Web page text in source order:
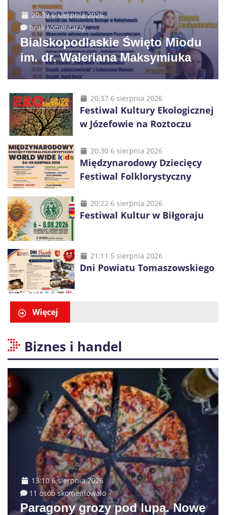
20:39 6 sierpnia 2026
brak komentarzy
Bialskopodlaskie Święto Miodu
im. dr. Waleriana Maksymiuka
20:37 6 sierpnia 2026
Festiwal Kultury Ekologicznej
w Józefowie na Roztoczu
20:30 6 sierpnia 2026
Międzynarodowy Dziecięcy
Festiwal Folklorystyczny
20:22 6 sierpnia 2026
Festiwal Kultur w Biłgoraju
21:11 5 sierpnia 2026
Dni Powiatu Tomaszowskiego
Więcej
Biznes i handel
13:10 6 sierpnia 2026
11 osób skomentowało
Paragony grozy pod lupą. Nowe